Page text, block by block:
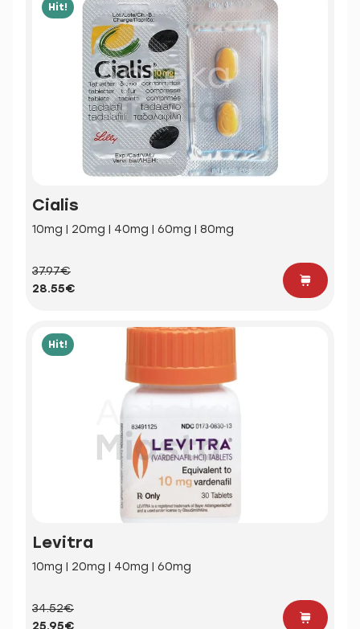
Hit!
Cialis
10mg | 20mg | 40mg | 60mg | 80mg
37.97€
28.55€
Hit!
Levitra
10mg | 20mg | 40mg | 60mg
34.52€
25.95€